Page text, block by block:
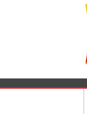
Gədəbəydə 3